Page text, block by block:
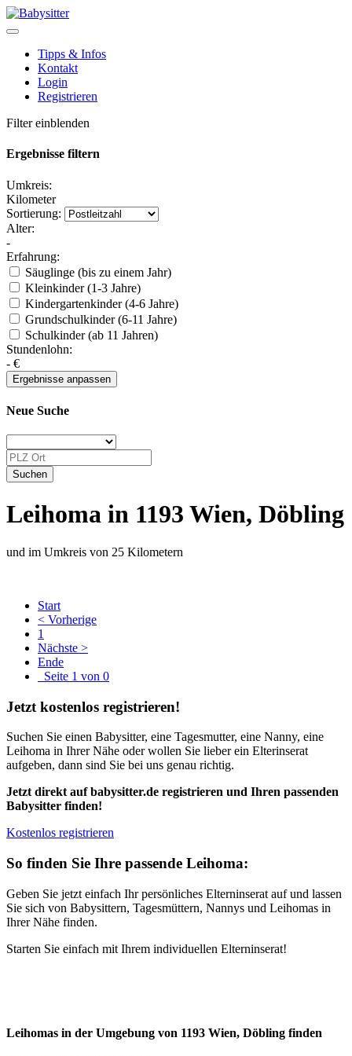
Tipps & Infos
Kontakt
Login
Registrieren
Filter einblenden
Ergebnisse filtern
Umkreis:
Kilometer
Sortierung:
Alter:
-
Erfahrung:
Säuglinge (bis zu einem Jahr)
Kleinkinder (1-3 Jahre)
Kindergartenkinder (4-6 Jahre)
Grundschulkinder (6-11 Jahre)
Schulkinder (ab 11 Jahren)
Stundenlohn:
- €
Neue Suche
Leihoma in 1193 Wien, Döbling
und im Umkreis von 25 Kilometern
Start
< Vorherige
1
Nächste >
Ende
Seite 1 von 0
Jetzt kostenlos registrieren!
Suchen Sie einen Babysitter, eine Tagesmutter, eine Nanny, eine
Leihoma in Ihrer Nähe oder wollen Sie lieber ein Elterinserat
aufgeben, dann sind Sie bei uns genau richtig.
Jetzt direkt auf babysitter.de registrieren und Ihren passenden
Babysitter finden!
Kostenlos registrieren
So finden Sie Ihre passende Leihoma:
Geben Sie jetzt einfach Ihr persönliches Elterninserat auf und lassen
Sie sich von Babysittern, Tagesmüttern, Nannys und Leihomas in
Ihrer Nähe finden.
Starten Sie einfach mit Ihrem individuellen Elterninserat!
Leihomas in der Umgebung von 1193 Wien, Döbling finden